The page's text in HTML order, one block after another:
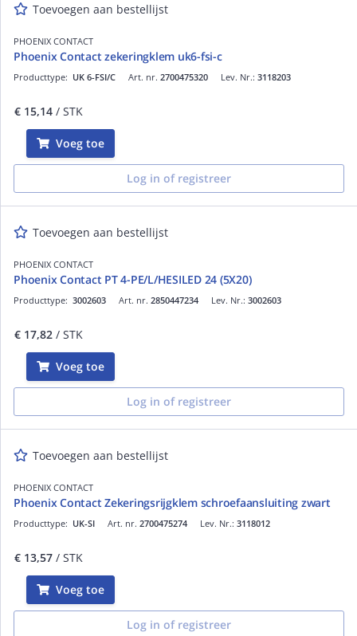
Toevoegen aan bestellijst
PHOENIX CONTACT
Phoenix Contact zekeringklem uk6-fsi-c
Art. nr. 2700475320
Producttype: UK 6-FSI/C Lev. Nr.: 3118203
€ 15,14 / STK
Voeg toe
Log in of registreer
Toevoegen aan bestellijst
PHOENIX CONTACT
Phoenix Contact PT 4-PE/L/HESILED 24 (5X20)
Art. nr. 2850447234
Producttype: 3002603 Lev. Nr.: 3002603
€ 17,82 / STK
Voeg toe
Log in of registreer
Toevoegen aan bestellijst
PHOENIX CONTACT
Phoenix Contact Zekeringsrijgklem schroefaansluiting zwart
Art. nr. 2700475274
Producttype: UK-SI Lev. Nr.: 3118012
€ 13,57 / STK
Voeg toe
Log in of registreer